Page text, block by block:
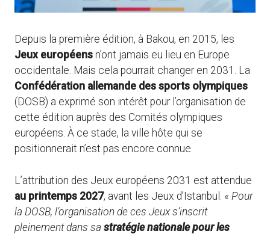
Depuis la première édition, à Bakou, en 2015, les
Jeux européens n’ont jamais eu lieu en Europe
occidentale. Mais cela pourrait changer en 2031. La
Confédération allemande des sports olympiques
(DOSB) a exprimé son intérêt pour l’organisation de
cette édition auprès des Comités olympiques
européens. À ce stade, la ville hôte qui se
positionnerait n’est pas encore connue.
L’attribution des Jeux européens 2031 est attendue
au printemps 2027, avant les Jeux d’Istanbul. « Pour
la DOSB, l’organisation de ces Jeux s’inscrit
pleinement dans sa stratégie nationale pour les